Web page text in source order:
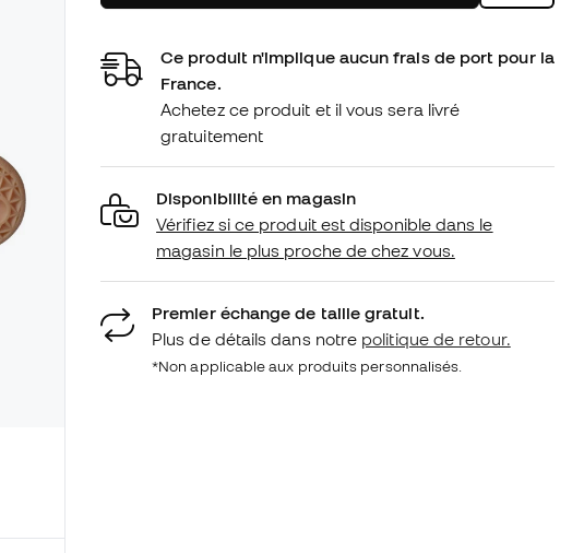
Ce produit n'implique aucun frais de port pour la
France.
Achetez ce produit et il vous sera livré
gratuitement
Disponibilité en magasin
Vérifiez si ce produit est disponible dans le
magasin le plus proche de chez vous.
Premier échange de taille gratuit.
Plus de détails dans notre politique de retour.
*Non applicable aux produits personnalisés.